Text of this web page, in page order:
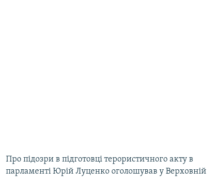
​Про підозри в підготовці терористичного акту в
парламенті Юрій Луценко оголошував у Верховній